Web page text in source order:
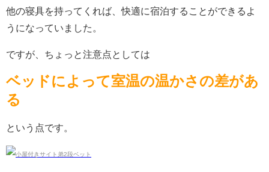
他の寝具を持ってくれば、快適に宿泊することができるよ
うになっていました。
ですが、ちょっと注意点としては
ベッドによって室温の温かさの差があ
る
という点です。